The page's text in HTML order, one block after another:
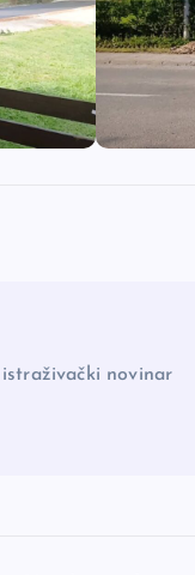
novinar